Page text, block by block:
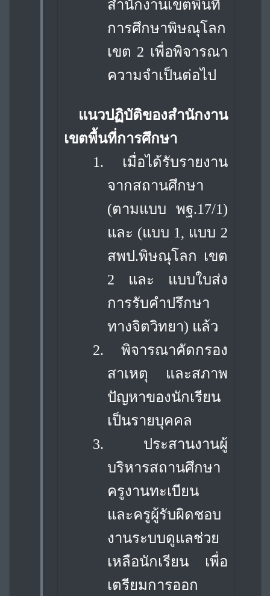
สำนักงานเขตพื้นที่
การศึกษาพิษณุโลก
เขต 2 เพื่อพิจารณา
ความจำเป็นต่อไป
แนวปฏิบัติของสำนักงาน
เขตพื้นที่การศึกษา
1.
เมื่อได้รับรายงาน
จากสถานศึกษา
(ตามแบบ พฐ.17/1)
และ (แบบ 1, แบบ 2
สพป.พิษณุโลก เขต
2 และ แบบใบส่ง
การรับคำปรึกษา
ทางจิตวิทยา) แล้ว
2.
พิจารณาคัดกรอง
สาเหตุ และสภาพ
ปัญหาของนักเรียน
เป็นรายบุคคล
3.
ประสานงานผู้
บริหารสถานศึกษา
ครูงานทะเบียน
และครูผู้รับผิดชอบ
งานระบบดูแลช่วย
เหลือนักเรียน เพื่อ
เตรียมการออก